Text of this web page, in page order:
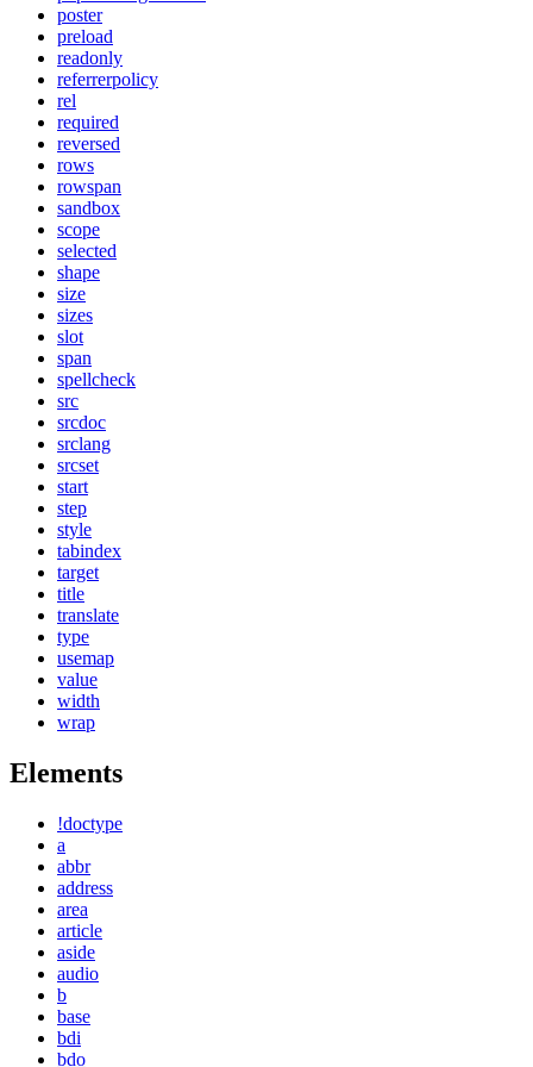
poster
preload
readonly
referrerpolicy
rel
required
reversed
rows
rowspan
sandbox
scope
selected
shape
size
sizes
slot
span
spellcheck
src
srcdoc
srclang
srcset
start
step
style
tabindex
target
title
translate
type
usemap
value
width
wrap
Elements
!doctype
a
abbr
address
area
article
aside
audio
b
base
bdi
bdo